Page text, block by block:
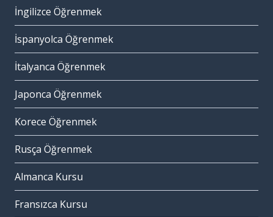
İngilizce Öğrenmek
İspanyolca Öğrenmek
İtalyanca Öğrenmek
Japonca Öğrenmek
Korece Öğrenmek
Rusça Öğrenmek
Almanca Kursu
Fransızca Kursu